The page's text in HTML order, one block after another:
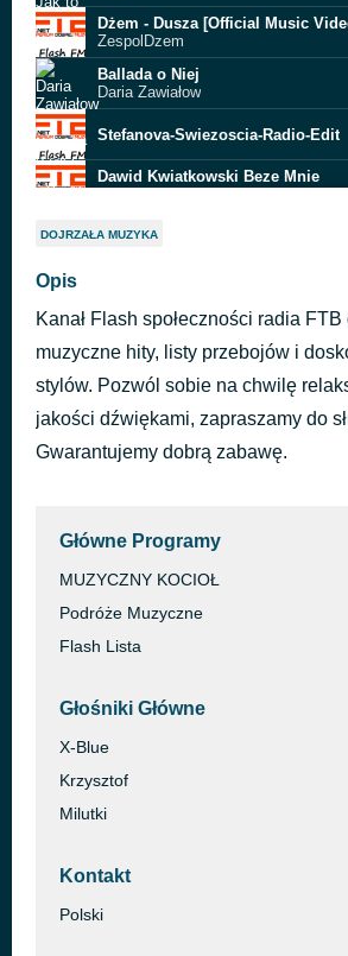
Dżem - Dusza [Official Music
ZespolDzem
Ballada o Niej
Daria Zawiałow
Stefanova-Swiezoscia-Radio-Edit
Dawid Kwiatkowski Beze Mnie
Alright
Black Soul
Natalia Szczypula
Daj mi znać
DOJRZAŁA MUZYKA
Opis
Kanał Flash społeczności radia
muzyczne hity, listy przebojów i
stylów. Pozwól sobie na chwilę
jakości dźwiękami, zapraszamy do
Gwarantujemy dobrą zabawę.
Główne Programy
MUZYCZNY KOCIOŁ
Podróże Muzyczne
Flash Lista
Głośniki Główne
X-Blue
Krzysztof
Milutki
Kontakt
Polski